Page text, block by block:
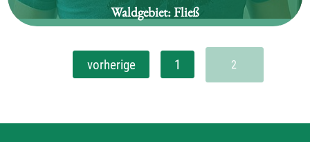
Waldgebiet:Fließ
vorherige 1 2